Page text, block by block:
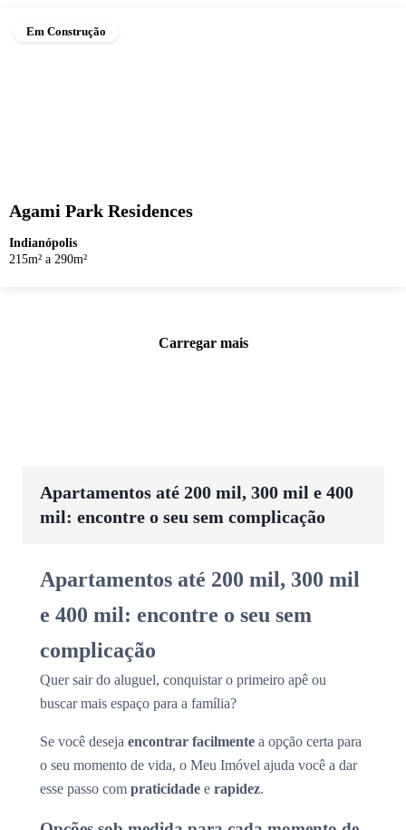
Em Construção
Agami Park Residences
Indianópolis
215m² a 290m²
Carregar mais
Apartamentos até 200 mil, 300 mil e 400
mil: encontre o seu sem complicação
Apartamentos até 200 mil, 300 mil
e 400 mil: encontre o seu sem
complicação
Quer sair do aluguel, conquistar o primeiro apê ou
buscar mais espaço para a família?
Se você deseja encontrar facilmente a opção certa para
o seu momento de vida, o Meu Imóvel ajuda você a dar
esse passo com praticidade e rapidez.